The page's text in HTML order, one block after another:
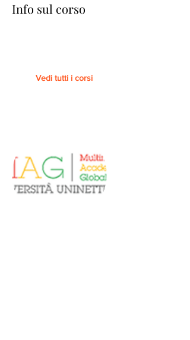
Info sul corso
Vedi tutti i corsi